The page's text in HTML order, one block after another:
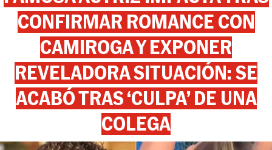
CONFIRMAR ROMANCE CON
CAMIROGA Y EXPONER
REVELADORA SITUACIÓN: SE
ACABÓ TRAS ‘CULPA’ DE UNA
COLEGA